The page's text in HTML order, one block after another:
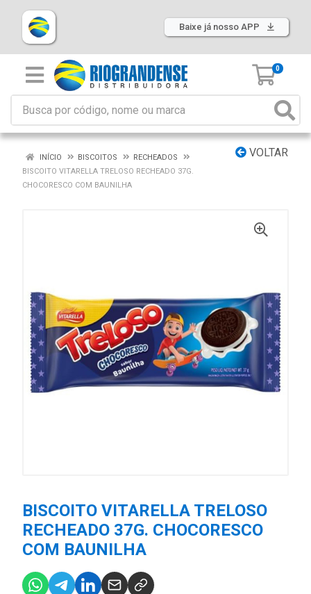
Baixe já nosso APP
0
VOLTAR
INÍCIO BISCOITOS
RECHEADOS
BISCOITO VITARELLA TRELOSO RECHEADO 37G.
CHOCORESCO COM BAUNILHA
BISCOITO VITARELLA TRELOSO
RECHEADO 37G. CHOCORESCO
COM BAUNILHA